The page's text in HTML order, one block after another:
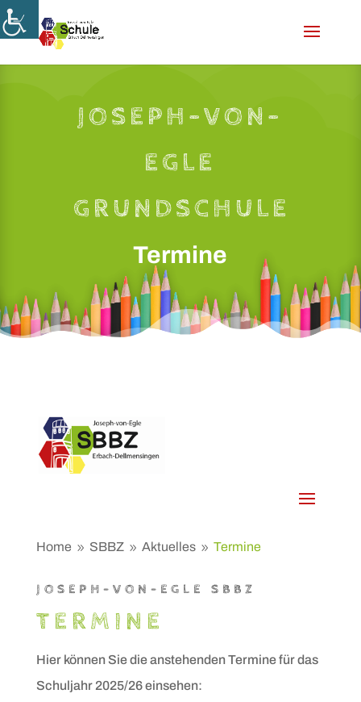
Skip
to
content
JOSEPH-VON-
EGLE
GRUNDSCHULE
Termine
Home 9 SBBZ 9 Aktuelles 9 Termine
JOSEPH-VON-EGLE SBBZ
TERMINE
Hier können Sie die anstehenden Termine für das
Schuljahr 2025/26 einsehen: